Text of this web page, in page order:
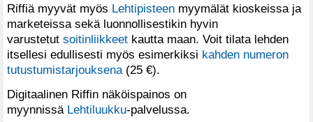
Riffiä myyvät myös Lehtipisteen myymälät kioskeissa ja
marketeissa sekä luonnollisestikin hyvin
varustetut soitinliikkeet kautta maan. Voit tilata lehden
itsellesi edullisesti myös esimerkiksi kahden numeron
tutustumistarjouksena (25 €).
Digitaalinen Riffin näköispainos on
myynnissä Lehtiluukku-palvelussa.